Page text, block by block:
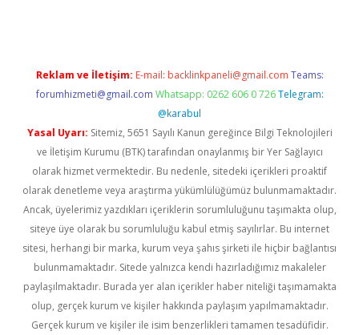
Reklam ve İletişim: E-mail: backlinkpaneli@gmail.com Teams:
forumhizmeti@gmail.com Whatsapp: 0262 606 0 726 Telegram:
@karabul
Yasal Uyarı: Sitemiz, 5651 Sayılı Kanun gereğince Bilgi Teknolojileri
ve İletişim Kurumu (BTK) tarafından onaylanmış bir Yer Sağlayıcı
olarak hizmet vermektedir. Bu nedenle, sitedeki içerikleri proaktif
olarak denetleme veya araştırma yükümlülüğümüz bulunmamaktadır.
Ancak, üyelerimiz yazdıkları içeriklerin sorumluluğunu taşımakta olup,
siteye üye olarak bu sorumluluğu kabul etmiş sayılırlar. Bu internet
sitesi, herhangi bir marka, kurum veya şahıs şirketi ile hiçbir bağlantısı
bulunmamaktadır. Sitede yalnızca kendi hazırladığımız makaleler
paylaşılmaktadır. Burada yer alan içerikler haber niteliği taşımamakta
olup, gerçek kurum ve kişiler hakkında paylaşım yapılmamaktadır.
Gerçek kurum ve kişiler ile isim benzerlikleri tamamen tesadüfidir.